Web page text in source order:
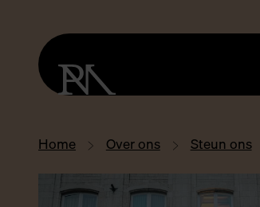
Home Over ons Steun ons